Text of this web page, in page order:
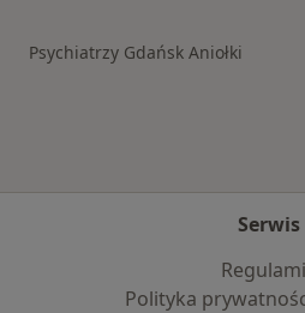
Psychiatrzy Gdańsk Aniołki
Serwis
Polityka